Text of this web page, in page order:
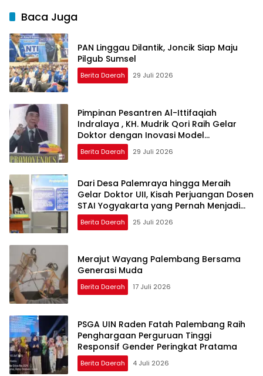
Baca Juga
PAN Linggau Dilantik, Joncik Siap Maju
Pilgub Sumsel
Berita Daerah 29 Juli 2026
Pimpinan Pesantren Al-Ittifaqiah
Indralaya , KH. Mudrik Qori Raih Gelar
Doktor dengan Inovasi Model
Pembelajaran Nagham Al-Qur’an di UMM
Berita Daerah 29 Juli 2026
Dari Desa Palemraya hingga Meraih
Gelar Doktor UII, Kisah Perjuangan Dosen
STAI Yogyakarta yang Pernah Menjadi
Driver Taksi Online
Berita Daerah 25 Juli 2026
Merajut Wayang Palembang Bersama
Generasi Muda
Berita Daerah 17 Juli 2026
PSGA UIN Raden Fatah Palembang Raih
Penghargaan Perguruan Tinggi
Responsif Gender Peringkat Pratama
Berita Daerah 4 Juli 2026